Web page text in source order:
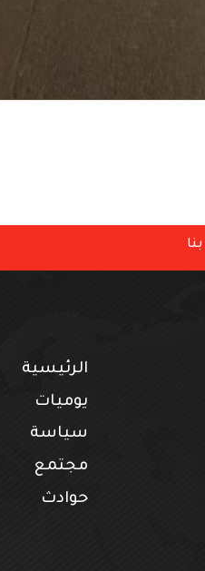
الرئيسية
يوميات
سياسة
مجتمع
حوادث